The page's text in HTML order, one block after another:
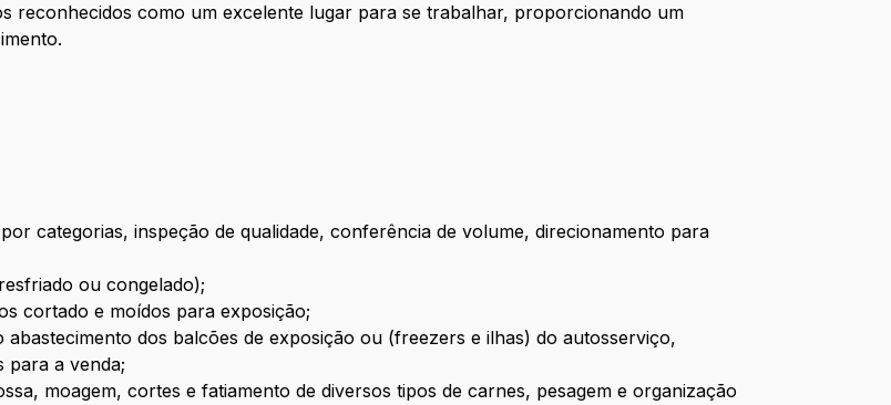
reconhecidos como um excelente lugar para se trabalhar, proporcionando um
categorias, inspeção de qualidade, conferência de volume, direcionamento para
ou congelado);
cortado e moídos para exposição;
dos balcões de exposição ou (freezers e ilhas) do autosserviço,
para a venda;
moagem, cortes e fatiamento de diversos tipos de carnes, pesagem e organização